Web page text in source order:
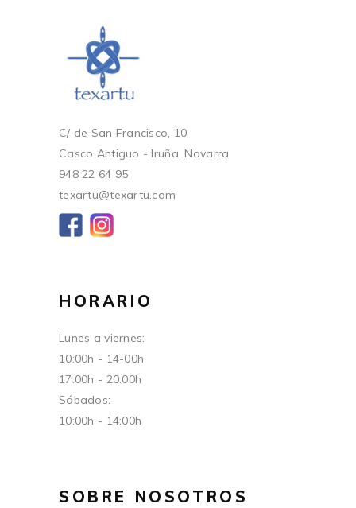
C/ de San Francisco, 10
Casco Antiguo - Iruña. Navarra
948 22 64 95
texartu@texartu.com
HORARIO
Lunes a viernes:
10:00h - 14-00h
17:00h - 20:00h
Sábados:
10:00h - 14:00h
SOBRE NOSOTROS